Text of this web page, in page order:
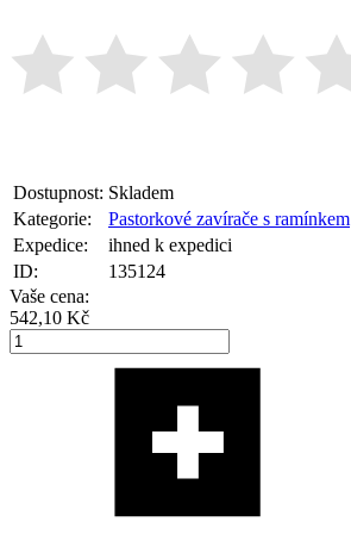
Dostupnost: Skladem
Kategorie:
Pastorkové zavírače s ramínkem
Expedice:
ihned k expedici
ID:
135124
Vaše cena:
542,10 Kč